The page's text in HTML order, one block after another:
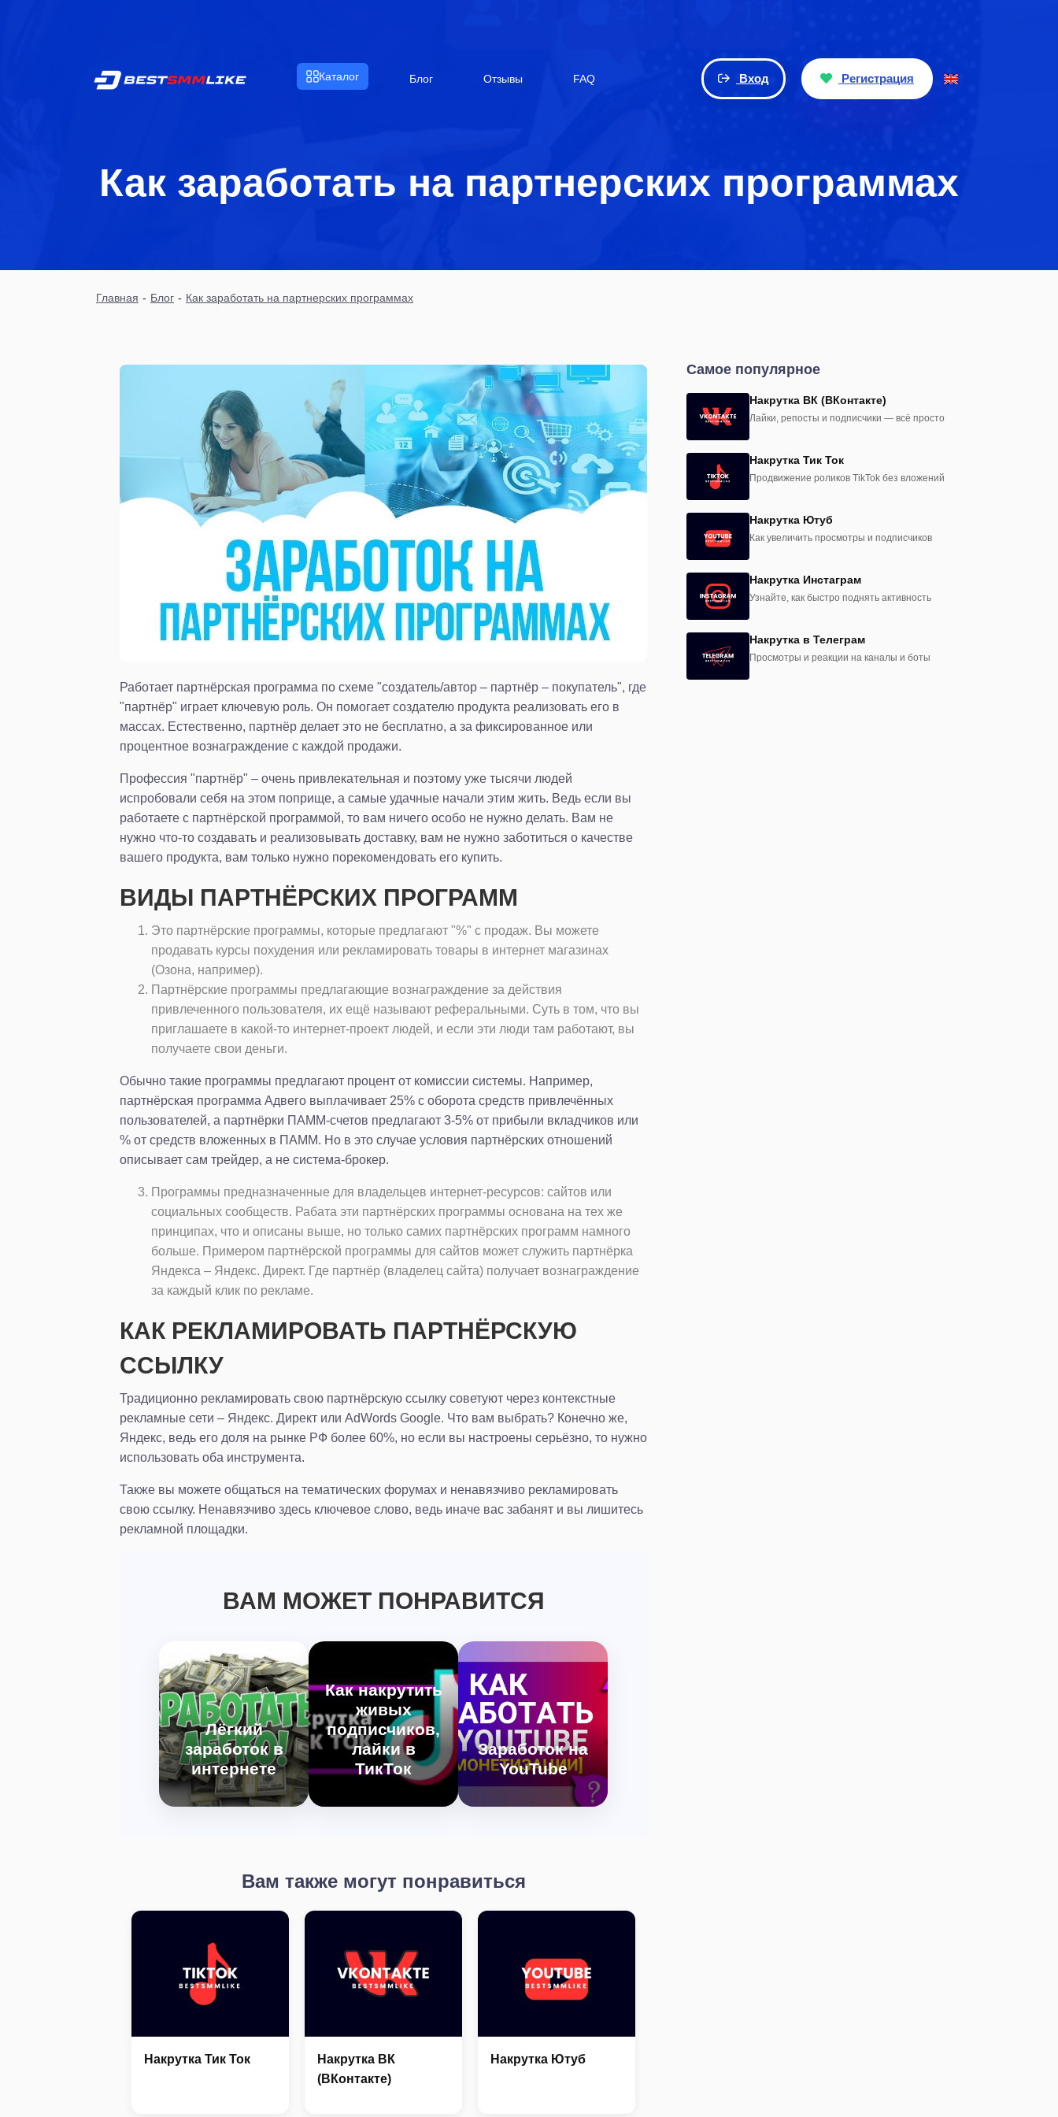
Каталог Блог Отзывы FAQ Вход Регистрация
Как заработать на партнерских программах
Главная - Блог - Как заработать на партнерских программах
Работает партнёрская программа по схеме "создатель/автор – партнёр – покупатель", где
"партнёр" играет ключевую роль. Он помогает создателю продукта реализовать его в
массах. Естественно, партнёр делает это не бесплатно, а за фиксированное или
процентное вознаграждение с каждой продажи.
Профессия "партнёр" – очень привлекательная и поэтому уже тысячи людей
испробовали себя на этом поприще, а самые удачные начали этим жить. Ведь если вы
работаете с партнёрской программой, то вам ничего особо не нужно делать. Вам не
нужно что-то создавать и реализовывать доставку, вам не нужно заботиться о качестве
вашего продукта, вам только нужно порекомендовать его купить.
ВИДЫ ПАРТНЁРСКИХ ПРОГРАММ
Это партнёрские программы, которые предлагают "%" с продаж. Вы можете
продавать курсы похудения или рекламировать товары в интернет магазинах
(Озона, например).
Партнёрские программы предлагающие вознаграждение за действия
привлеченного пользователя, их ещё называют реферальными. Суть в том, что вы
приглашаете в какой-то интернет-проект людей, и если эти люди там работают, вы
получаете свои деньги.
Обычно такие программы предлагают процент от комиссии системы. Например,
партнёрская программа Адвего выплачивает 25% с оборота средств привлечённых
пользователей, а партнёрки ПАММ-счетов предлагают 3-5% от прибыли вкладчиков или
% от средств вложенных в ПАММ. Но в это случае условия партнёрских отношений
описывает сам трейдер, а не система-брокер.
Программы предназначенные для владельцев интернет-ресурсов: сайтов или
социальных сообществ. Рабата эти партнёрских программы основана на тех же
принципах, что и описаны выше, но только самих партнёрских программ намного
больше. Примером партнёрской программы для сайтов может служить партнёрка
Яндекса – Яндекс. Директ. Где партнёр (владелец сайта) получает вознаграждение
за каждый клик по рекламе.
КАК РЕКЛАМИРОВАТЬ ПАРТНЁРСКУЮ
ССЫЛКУ
Традиционно рекламировать свою партнёрскую ссылку советуют через контекстные
рекламные сети – Яндекс. Директ или AdWords Google. Что вам выбрать? Конечно же,
Яндекс, ведь его доля на рынке РФ более 60%, но если вы настроены серьёзно, то нужно
использовать оба инструмента.
Также вы можете общаться на тематических форумах и ненавязчиво рекламировать
свою ссылку. Ненавязчиво здесь ключевое слово, ведь иначе вас забанят и вы лишитесь
рекламной площадки.
ВАМ МОЖЕТ ПОНРАВИТСЯ
Лёгкий
заработок в
интернете
Почему это обман и
как не попасться
Как накрутить
живых
подписчиков,
лайки в
ТикТок
Эффективные
способы, стратегии и
Заработок на
YouTube
5 способов
монетизации канала.
Вам также могут понравиться
Накрутка Тик Ток
Накрутка ВК
(ВКонтакте)
Накрутка Ютуб
Самое популярное
Накрутка ВК (ВКонтакте)
Лайки, репосты и подписчики — всё просто
Накрутка Тик Ток
Продвижение роликов TikTok без вложений
Накрутка Ютуб
Как увеличить просмотры и подписчиков
Накрутка Инстаграм
Узнайте, как быстро поднять активность
Накрутка в Телеграм
Просмотры и реакции на каналы и боты